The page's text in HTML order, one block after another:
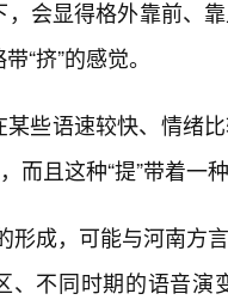
，会显得格外靠前、
“挤”的感觉。
某些语速较快、情绪
而且这种“提”带着一
形成，可能与河南方
、不同时期的语音